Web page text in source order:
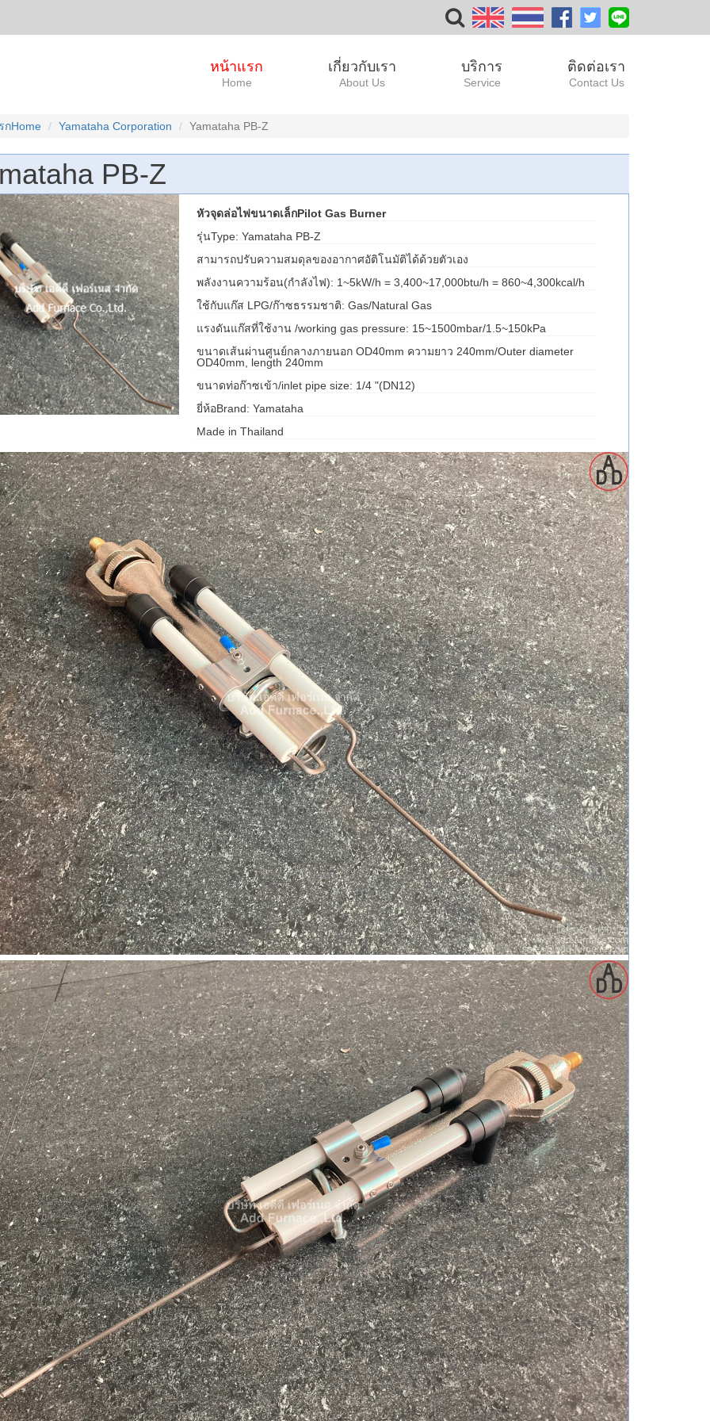
หน้าแรก
Home
เกี่ยวกับเรา
About Us
บริการ
Service
ติดต่อเรา
Contact Us
Home Yamataha Corporation Yamataha PB-Z
PB-Z
หัวจุดล่อไฟขนาดเล็กPilot Gas Burner
รุ่นType: Yamataha PB-Z
สามารถปรับความสมดุลของอากาศอัติโนมัติได้ด้วยตัวเอง
พลังงานความร้อน(กำลังไฟ): 1~5kW/h = 3,400~17,000btu/h = 860~4,300kcal/h
ใช้กับแก๊ส LPG/ก๊าซธรรมชาติ: Gas/Natural Gas
แรงดันแก๊สที่ใช้งาน /working gas pressure: 15~1500mbar/1.5~150kPa
ขนาดเส้นผ่านศูนย์กลางภายนอก OD40mm ความยาว 240mm/Outer diameter
OD40mm, length 240mm
ขนาดท่อก๊าซเข้า/inlet pipe size: 1/4 "(DN12)
ยี่ห้อBrand: Yamataha
Made in Thailand